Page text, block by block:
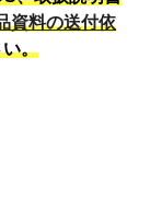
資料の送付依
。